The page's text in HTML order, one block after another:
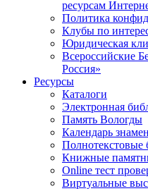
ресурсам
Политика
Клубы по
Юридическая
Всероссийские
Россия»
Ресурсы
Каталоги
Электронная
Память Вологды
Календарь
Полнотекстовые
Книжные
Online тест
Виртуальные